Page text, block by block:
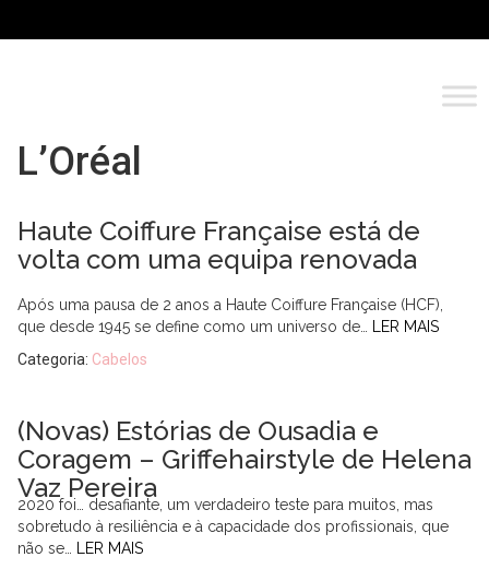
L’Oréal
Haute Coiffure Française está de
volta com uma equipa renovada
Após uma pausa de 2 anos a Haute Coiffure Française (HCF),
que desde 1945 se define como um universo de…
LER MAIS
Categoria: Cabelos
(Novas) Estórias de Ousadia e
Coragem – Griffehairstyle de Helena
Vaz Pereira
2020 foi… desafiante, um verdadeiro teste para muitos, mas
sobretudo à resiliência e à capacidade dos profissionais, que
não se…
LER MAIS